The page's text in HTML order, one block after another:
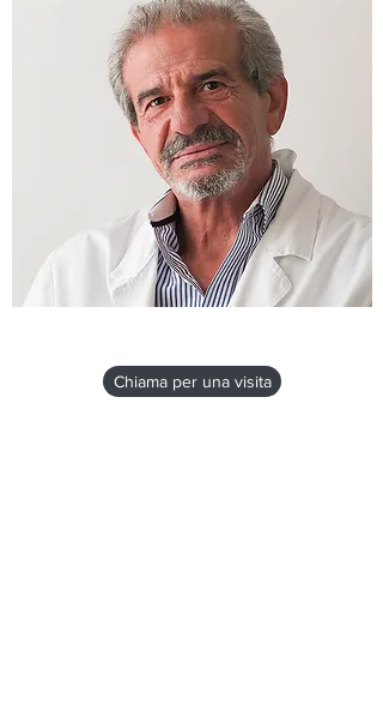
Chiama per una visita